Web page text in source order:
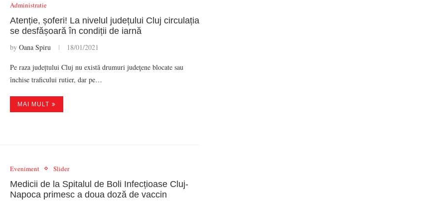
Administratie
Atenție, șoferi! La nivelul județului Cluj circulația
se desfășoară în condiții de iarnă
by Oana Spiru 18/01/2021
Pe raza județtului Cluj nu există drumuri judeţene blocate sau
închise traficului rutier, dar pe…
MAI MULT
Eveniment Slider
Medicii de la Spitalul de Boli Infecțioase Cluj-
Napoca primesc a doua doză de vaccin